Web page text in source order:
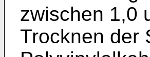
zwischen 1,0
Trocknen der